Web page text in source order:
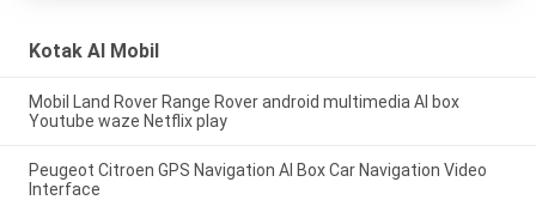
Kotak AI Mobil
Mobil Land Rover Range Rover android multimedia AI box
Youtube waze Netflix play
Peugeot Citroen GPS Navigation AI Box Car Navigation Video
Interface